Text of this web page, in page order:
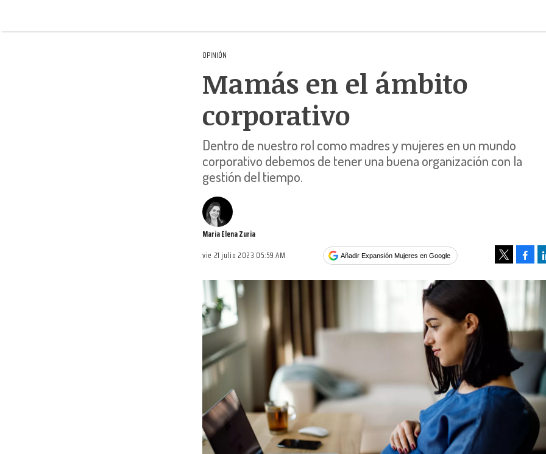
OPINIÓN
Mamás en el ámbito
corporativo
Dentro de nuestro rol como madres y mujeres en un mundo
corporativo debemos de tener una buena organización con la
gestión del tiempo.
María Elena Zuria
vie 21 julio 2023 05:59 AM
Añadir Expansión Mujeres en Google